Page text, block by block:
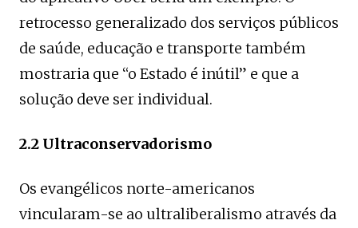
retrocesso generalizado dos serviços públicos
de saúde, educação e transporte também
mostraria que “o Estado é inútil” e que a
solução deve ser individual.
2.2 Ultraconservadorismo
Os evangélicos norte-americanos
vincularam-se ao ultraliberalismo através da